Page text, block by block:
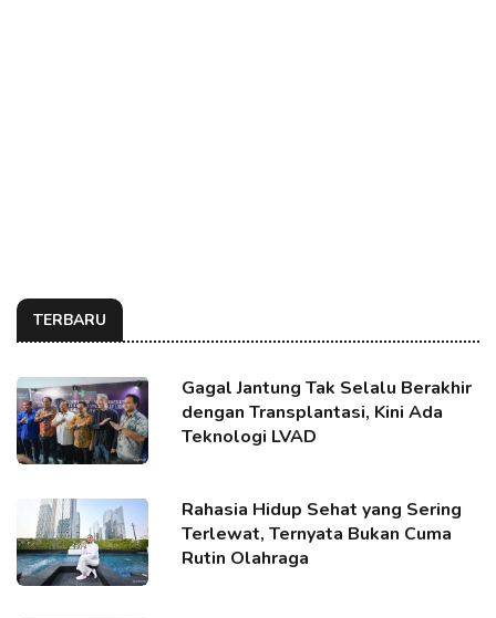
TERBARU
Gagal Jantung Tak Selalu Berakhir
dengan Transplantasi, Kini Ada
Teknologi LVAD
Rahasia Hidup Sehat yang Sering
Terlewat, Ternyata Bukan Cuma
Rutin Olahraga